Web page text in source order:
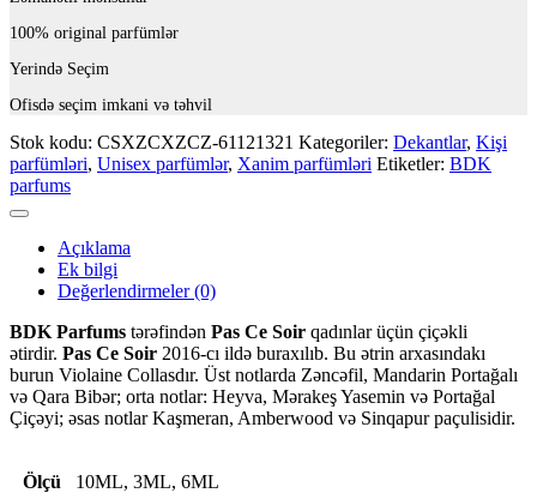
100% original parfümlər
Yerində Seçim
Ofisdə seçim imkani və təhvil
Stok kodu: CSXZCXZCZ-61121321 Kategoriler: Dekantlar, Kişi
parfümləri, Unisex parfümlər, Xanim parfümləri Etiketler: BDK
parfums
Açıklama
Ek bilgi
Değerlendirmeler (0)
BDK Parfums tərəfindən Pas Сe Soir qadınlar üçün çiçəkli
ətirdir. Pas Сe Soir 2016-cı ildə buraxılıb. Bu ətrin arxasındakı
burun Violaine Collasdır. Üst notlarda Zəncəfil, Mandarin Portağalı
və Qara Bibər; orta notlar: Heyva, Mərakeş Yasemin və Portağal
Çiçəyi; əsas notlar Kaşmeran, Amberwood və Sinqapur paçulisidir.
Ölçü 10ML, 3ML, 6ML